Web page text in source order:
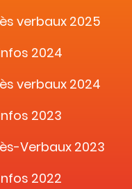
verbaux 2025
2024
verbaux 2024
2023
Verbaux 2023
2022